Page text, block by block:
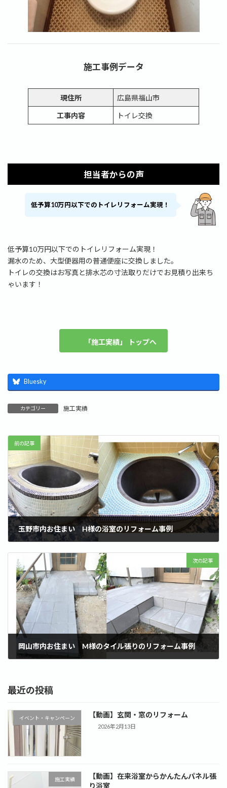
施工事例データ
現住所 広島県福山市
工事内容 トイレ交換
担当者からの声
低予算10万円以下でのトイレリフォーム実現！
低予算10万円以下でのトイレリフォーム実現！
漏水のため、大型便器用の普通便座に交換しました。
トイレの交換はお写真と排水芯の寸法取りだけでお見積り出来ち
ゃいます！
「施工実績」 トップへ
Bluesky
カテゴリー 施工実績
前の記事
玉野市内お住まい H様の浴室のリフォーム事例
次の記事
岡山市内お住まい M様のタイル張りのリフォーム事例
最近の投稿
イベント・キャンペーン 【動画】玄関・窓のリフォーム
2026年2月13日
施工実績
【動画】在来浴室からかんたんパネル張
り浴室